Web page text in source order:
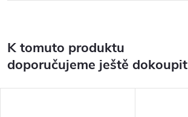
K tomuto produktu
doporučujeme ještě dokoupit